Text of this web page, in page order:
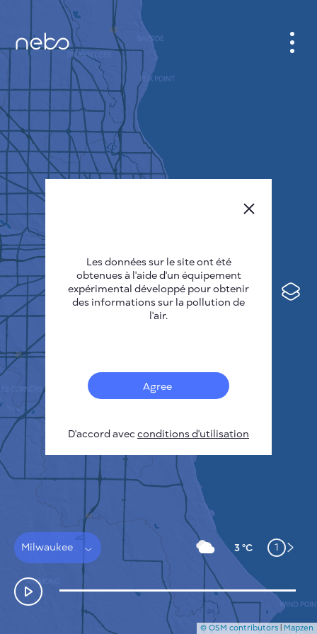
Milwaukee 3 °C 1
CABINET
CARTES DES VILLES
SENSOR NEBO
A PROPOS DE NOUS
Deutsch
Español
Français
COMMENT ÇA MARCHE
POLITIQUE DE CONFIDENTIALITÉ
CONDITIONS GÉNÉRALES D'UTILISATION
GUIDE D'INSTALLATION
NOUS CONTACTER
© OSM contributors | Mapzen
Les données sur le site ont été
obtenues à l'aide d'un équipement
expérimental développé pour obtenir
des informations sur la pollution de
l'air.
Agree
D'accord avecconditions d'utilisation